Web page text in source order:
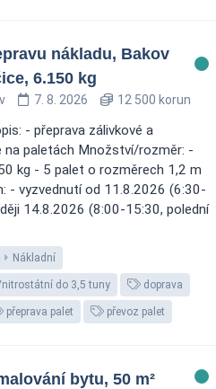
nákladu, Bakov
6.150 kg
7. 8. 2026 12 500 korun
- přeprava zálivkové a
na paletách Množství/rozměr: -
kg - 5 palet o rozměrech 1,2 m
- vyzvednutí od 11.8.2026 (6:30-
14.8.2026 (8:00-15:30, polední
Nákladní
do 3,5 tuny doprava
přeprava palet převoz palet
bytu, 50 m²